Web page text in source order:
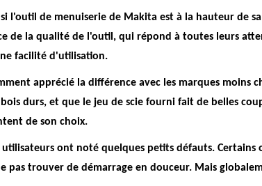
si l'outil de menuiserie de Makita est à la hauteur de
de la qualité de l'outil , qui répond à toutes leurs
facilité d'utilisation.
apprécié la différence avec les marques moins
bois durs, et que le jeu de scie fourni fait de belles
de son choix.
ont noté quelques petits défauts.
pas trouver de démarrage en douceur. Mais